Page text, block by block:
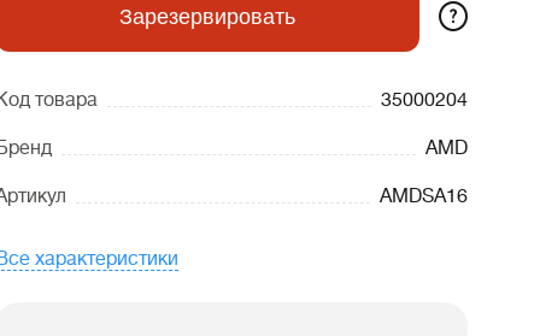
Зарезервировать ?
товара 35000204
AMD
AMDSA16
характеристики